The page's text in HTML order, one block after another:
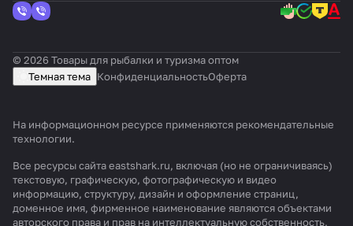
© 2026 Товары для рыбалки и туризма оптом
Темная тема КонфиденциальностьОферта
На информационном ресурсе применяются рекомендательные
технологии.
Все ресурсы сайта eastshark.ru, включая (но не ограничиваясь)
текстовую, графическую, фотографическую и видео
информацию, структуру, дизайн и оформление страниц,
доменное имя, фирменное наименование являются объектами
авторского права и прав на интеллектуальную собственность,